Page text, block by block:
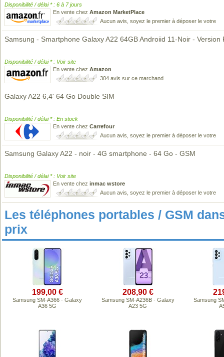
Disponibilité / délai * : 6 à 7 jours
En vente chez Amazon MarketPlace
Aucun avis, soyez le premier à déposer le votre
Samsung - Smartphone Galaxy A22 64GB Androiid 11-Noir - Version
Disponibilité / délai * : Voir site
En vente chez Amazon
304 avis sur ce marchand
Galaxy A22 6,4' 64 Go Double SIM
Disponibilité / délai * : En stock
En vente chez Carrefour
Aucun avis, soyez le premier à déposer le votre
Samsung Galaxy A22 - noir - 4G smartphone - 64 Go - GSM
Disponibilité / délai * : Voir site
En vente chez inmac wstore
Aucun avis, soyez le premier à déposer le votre
Les téléphones portables / GSM
prix
199,00 €
Samsung SM-A366 - Galaxy
A36 5G
208,90 €
Samsung SM-A236B - Galaxy
A23 5G
Samsung